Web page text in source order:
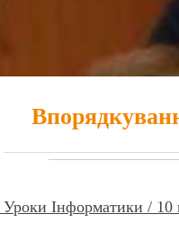
Уроки Інформатики / 10